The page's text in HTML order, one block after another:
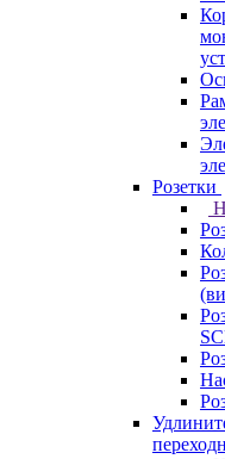
Розетки